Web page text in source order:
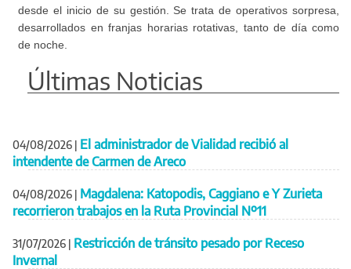
desde el inicio de su gestión. Se trata de operativos sorpresa,
desarrollados en franjas horarias rotativas, tanto de día como
de noche.
Últimas Noticias
04/08/2026 | El administrador de Vialidad recibió al
intendente de Carmen de Areco
04/08/2026 | Magdalena: Katopodis, Caggiano e Y Zurieta
recorrieron trabajos en la Ruta Provincial Nº11
31/07/2026 | Restricción de tránsito pesado por Receso
Invernal